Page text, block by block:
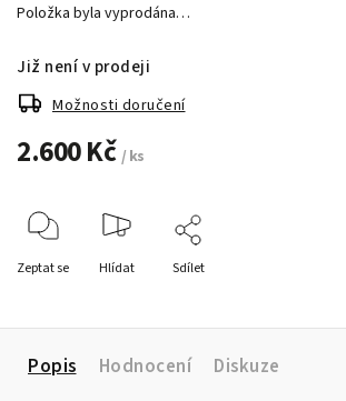
Položka byla vyprodána…
2.600 Kč / ks
Již není v prodeji
Možnosti doručení
Zeptat se Hlídat Sdílet
Popis Hodnocení Diskuze